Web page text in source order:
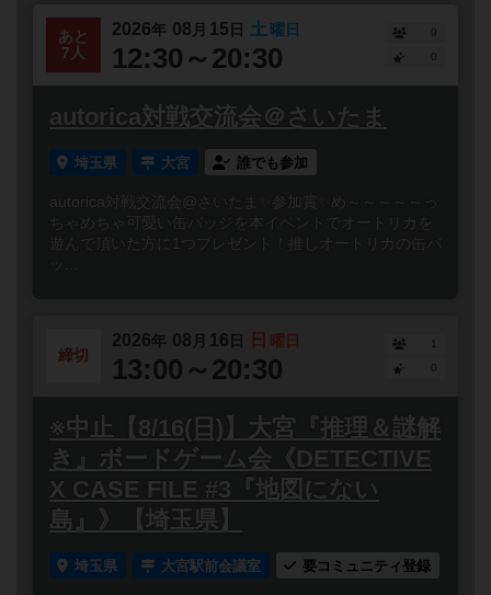
あと
7人
2026年 08 月 15 日 土 曜日
12:30～20:30
9
0
autorica対戦交流会＠さいたま
埼玉県 大宮 誰でも参加
autorica対戦交流会@さいたま✨参加賞✨め～～～～～っ
ちゃめちゃ可愛い缶バッジを本イベントでオートリカを
遊んで頂いた方に1つプレゼント！推しオートリカの缶バ
締切
2026年 08 月 16 日 日 曜日
13:00～20:30
1
0
※中止【8/16(日)】大宮『推理＆謎解
き』ボードゲーム会《DETECTIVE
X CASE FILE #3『地図にない
島』》【埼玉県】
埼玉県 大宮駅前会議室 要コミュニティ登録